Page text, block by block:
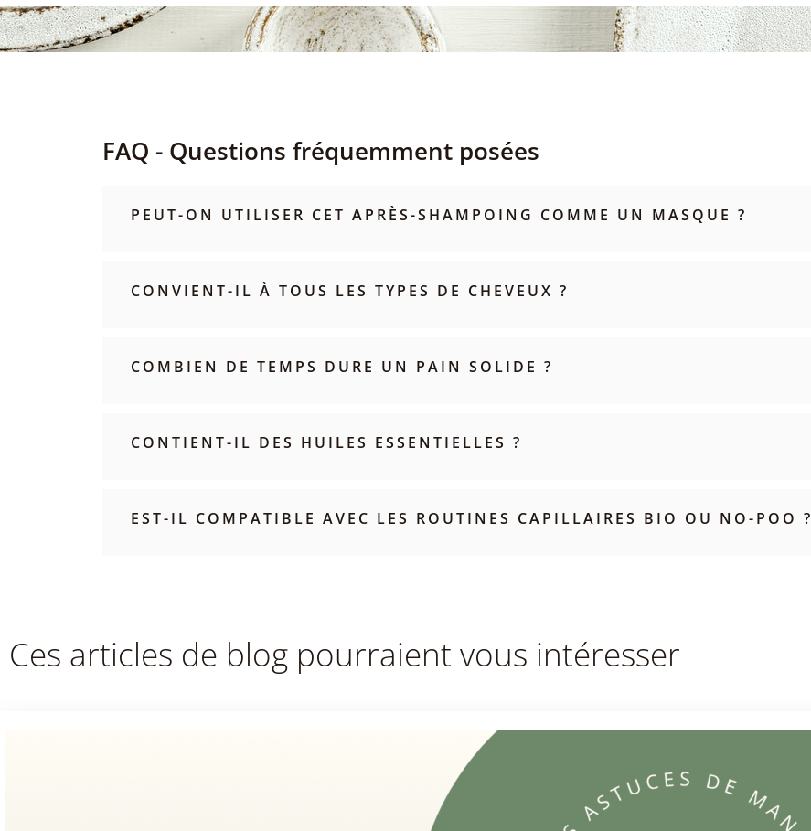
FAQ - Questions fréquemment posées
PEUT-ON UTILISER CET APRÈS-SHAMPOING COMME UN MASQUE ?
CONVIENT-IL À TOUS LES TYPES DE CHEVEUX ?
COMBIEN DE TEMPS DURE UN PAIN SOLIDE ?
CONTIENT-IL DES HUILES ESSENTIELLES ?
EST-IL COMPATIBLE AVEC LES ROUTINES CAPILLAIRES BIO OU NO-POO ?
Ces articles de blog pourraient vous intéresser